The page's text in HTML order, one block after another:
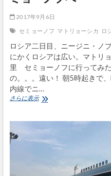
ブ
ク
へ
ヴ
ル
ー
ジ
市
場
へ
2017年9月6日
セミョーノフ マトリョーシカ ロ
ロシア二日目、ニージニ・ノ
にかくロシアは広い。マトリ
里 セミョーノフに行ってみ
の。。。遠い！ 朝5時起きで
内線でニ…
さらに表示ロ
買
け